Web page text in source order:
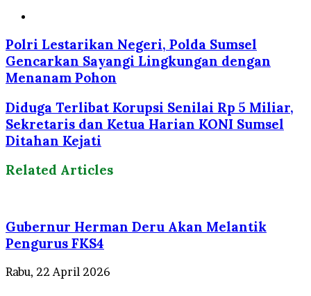
Polri Lestarikan Negeri, Polda Sumsel
Gencarkan Sayangi Lingkungan dengan
Menanam Pohon
Diduga Terlibat Korupsi Senilai Rp 5 Miliar,
Sekretaris dan Ketua Harian KONI Sumsel
Ditahan Kejati
Related Articles
Gubernur Herman Deru Akan Melantik
Pengurus FKS4
Rabu, 22 April 2026